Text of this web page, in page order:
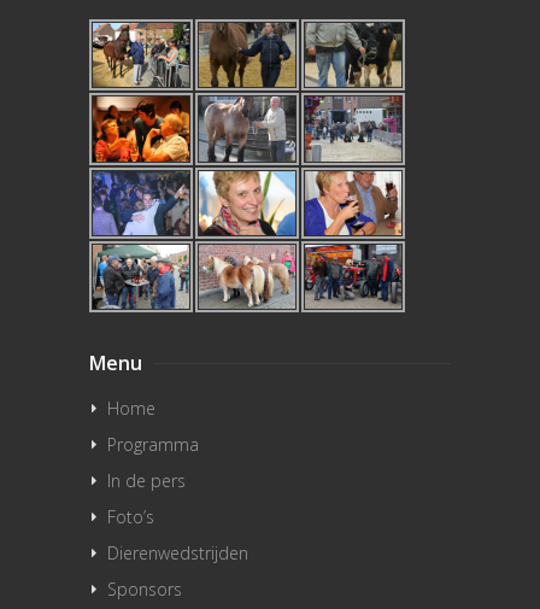
Menu
Home
Programma
In de pers
Foto’s
Dierenwedstrijden
Sponsors